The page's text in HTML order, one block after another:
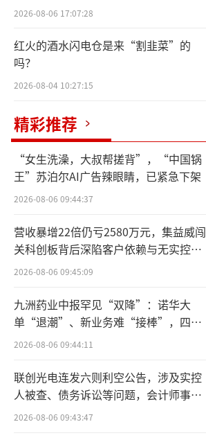
2026-08-06 17:07:28
红火的酒水闪电仓是来“割韭菜”的
吗？
2026-08-04 10:27:15
精彩推荐
“女生洗澡，大叔帮搓背”，“中国锅
王”苏泊尔AI广告辣眼睛，已紧急下架
2026-08-06 09:44:37
营收暴增22倍仍亏2580万元，集益威闯
关科创板背后深陷客户依赖与无实控人
困局
2026-08-06 09:45:09
九洲药业中报罕见“双降”：诺华大
单“退潮”、新业务难“接棒”，四大
难关待闯
2026-08-06 09:44:11
联创光电连发六则利空公告，涉及实控
人被查、债务诉讼等问题，会计师事务
所曾出具“保留意见”
2026-08-06 09:43:47